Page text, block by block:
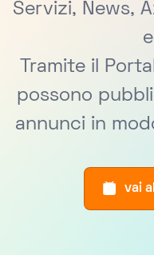
Servizi, News,
Tramite il
possono
annunci in
vai